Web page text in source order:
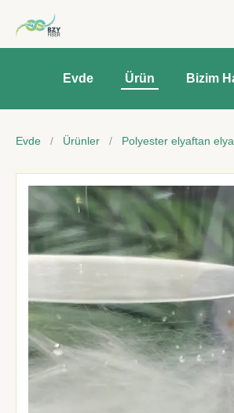
Evde Ürün Bizim
Evde / Ürünler / Polyester elyaftan